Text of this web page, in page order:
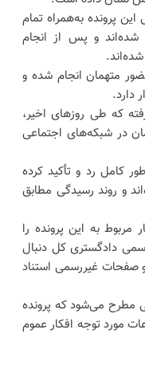
پرونده به‌همراه تمام
شده‌اند و پس از انجام
متهمان انجام شده و
دارد.
که طی روزهای اخیر،
در شبکه‌های اجتماعی
کامل رد و تأکید کرده
و روند رسیدگی مطابق
به این پرونده را
دادگستری کل دنبال
صفحات غیررسمی استناد
مطرح می‌شود که پرونده
مورد توجه افکار عموم